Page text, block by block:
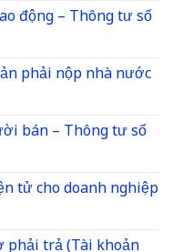
động – Thông tư số
phải nộp nhà nước
bán – Thông tư số
tử cho doanh nghiệp